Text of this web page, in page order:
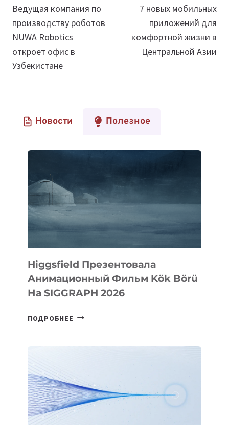
по
записям
Ведущая компания по
производству роботов
NUWA Robotics
откроет офис в
Узбекистане
7 новых мобильных
приложений для
комфортной жизни в
Центральной Азии
Новости Полезное
Higgsfield Презентовала
Анимационный Фильм Kök Börü
На SIGGRAPH 2026
ПОДРОБНЕЕ HIGGSFIELD
НА
SIGGRAPH